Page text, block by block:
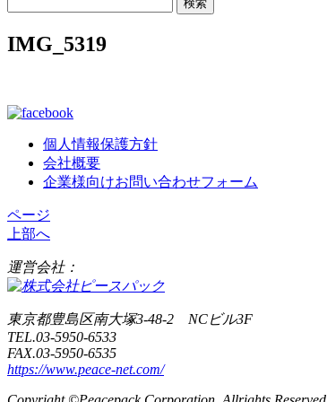
IMG_5319
個人情報保護方針
会社概要
企業様向けお問い合わせフォーム
ページ
上部へ
運営会社：
東京都豊島区南大塚3-48-2 NCビル3F
TEL.03-5950-6533
FAX.03-5950-6535
https://www.peace-net.com/